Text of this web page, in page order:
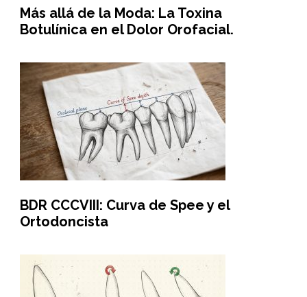
Más allá de la Moda: La Toxina
Botulínica en el Dolor Orofacial.
BDR CCCVIII: Curva de Spee y el
Ortodoncista